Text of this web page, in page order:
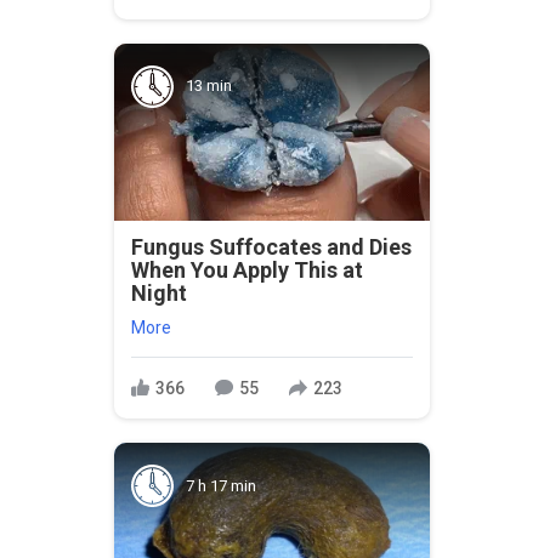
13 min
Fungus Suffocates and Dies
When You Apply This at
Night
More
366 55 223
7 h 17 min